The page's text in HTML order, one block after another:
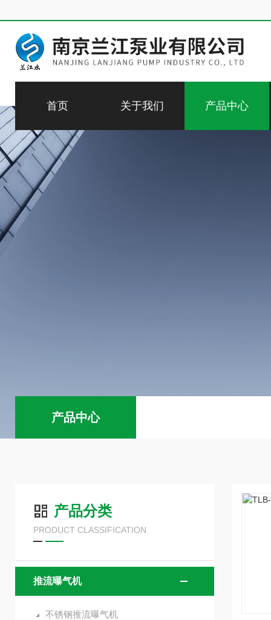
首页 关于我们 产品中心
产品中心
产品分类
PRODUCT CLASSIFICATION
推流曝气机
不锈钢推流曝气机